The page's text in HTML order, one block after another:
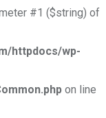
#1 ($string) of
httpdocs/wp-
on line